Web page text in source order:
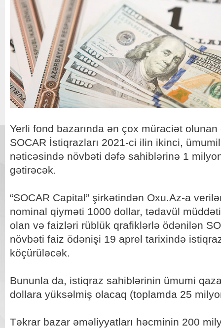
Yerli fond bazarında ən çox müraciət
SOCAR İstiqrazları 2021-ci ilin ikinci,
nəticəsində növbəti dəfə sahiblərinə 1
gətirəcək.
“SOCAR Capital” şirkətindən Oxu.Az-a
nominal qiyməti 1000 dollar, tədavül
olan və faizləri rüblük qrafiklərlə ödənilən
növbəti faiz ödənişi 19 aprel tarixində
köçürüləcək.
Bununla da, istiqraz sahiblərinin ümumi
dollara yüksəlmiş olacaq (toplamda 25
Təkrar bazar əməliyyatları həcminin 200